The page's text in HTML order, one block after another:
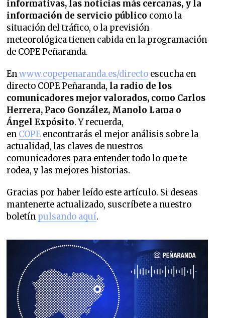
informativas, las noticias más cercanas, y la
información de servicio público como la
situación del tráfico, o la previsión
meteorológica tienen cabida en la programación
de COPE Peñaranda.
Enwww.copepenaranda.es/directo escucha en
directo COPE Peñaranda, la radio de los
comunicadores mejor valorados, como Carlos
Herrera, Paco González, Manolo Lama o
Ángel Expósito. Y recuerda,
en COPE encontrarás el mejor análisis sobre la
actualidad, las claves de nuestros
comunicadores para entender todo lo que te
rodea, y las mejores historias.
Gracias por haber leído este artículo. Si deseas
mantenerte actualizado, suscríbete a nuestro
boletín pulsando aquí.